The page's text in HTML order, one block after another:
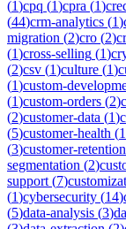
(1)cpq (1)cpra (1)
(44)crm-analytics (1)
migration (2)cro (2)
(1)cross-selling (1)
(2)csv (1)culture (1)
(1)custom-
(1)custom-orders (2)
(2)customer-data (1)
(5)customer-health (1
(3)customer-retention
segmentation (2)
support (7)
(1)cybersecurity (14)
(5)data-analysis (3)